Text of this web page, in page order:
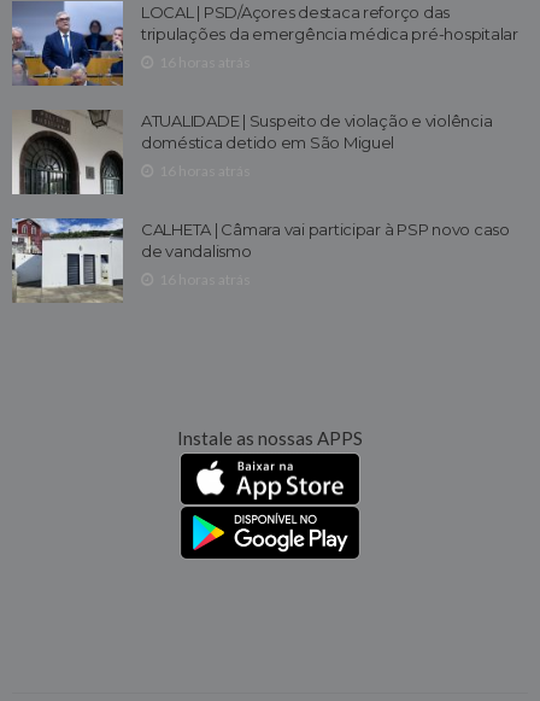
LOCAL | PSD/Açores destaca reforço das
tripulações da emergência médica pré-hospitalar
ATUALIDADE | Suspeito de violação e violência
doméstica detido em São Miguel
CALHETA | Câmara vai participar à PSP novo caso
de vandalismo
Instale as nossas APPS